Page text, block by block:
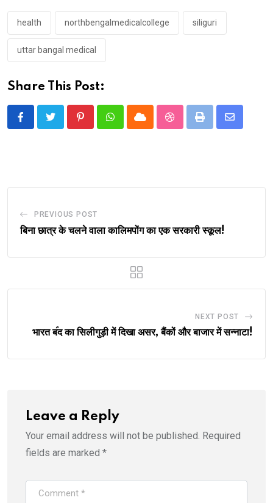
health northbengalmedicalcollege siliguri
uttar bangal medical
Share This Post:
PinterestWhatsappCloud StumbleUpon
Print
Share
PREVIOUS POST
बिना छात्र के चलने वाला कालिमपोंग का एक सरकारी स्कूल!
NEXT POST
भारत ब॔द का सिलीगुड़ी में दिखा असर, बैंकों और बाजार में सन्नाटा!
Leave a Reply
Your email address will not be published. Required
fields are marked *